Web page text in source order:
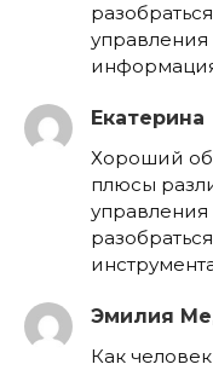
Екатерина
Хороший
плюсы
Эмилия
Как